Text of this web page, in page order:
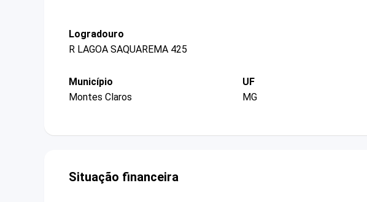
Logradouro
R LAGOA SAQUAREMA 425
Município
Montes Claros
UF
MG
Situação financeira